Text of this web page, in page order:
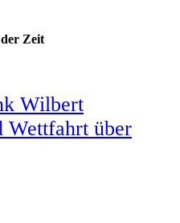
Zeit
Wilbert
Wettfahrt über